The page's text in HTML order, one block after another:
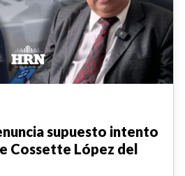
supuesto intento
Cossette López del